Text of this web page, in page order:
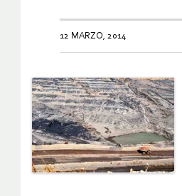
12 MARZO, 2014